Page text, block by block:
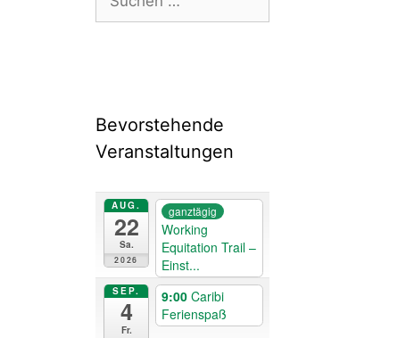
nach:
Bevorstehende
Veranstaltungen
AUG.
22
Sa.
2026
ganztägig
Working
Equitation Trail –
Einst...
SEP.
4
Fr.
9:00 Caribi
Ferienspaß